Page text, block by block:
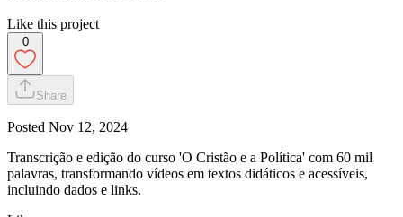
Like this project
0
Share
Posted Nov 12, 2024
Transcrição e edição do curso 'O Cristão e a Política' com 60 mil
palavras, transformando vídeos em textos didáticos e acessíveis,
incluindo dados e links.